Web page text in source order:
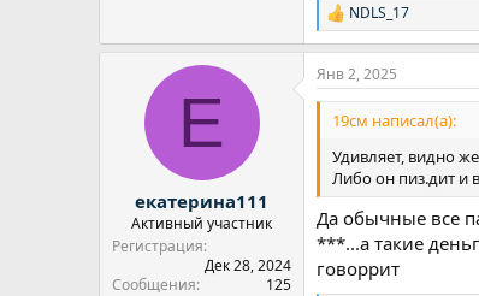
Р
е
а
к
ц
и
NDLS_17
Е
екатерина111
Активный участник
Регистрация
Дек 28, 2024
Сообщения
125
Янв 2, 2025
19см написал(а):
Удивляет, видно
Либо он пиз.дит и
Да обычные все
***...а такие
говоррит